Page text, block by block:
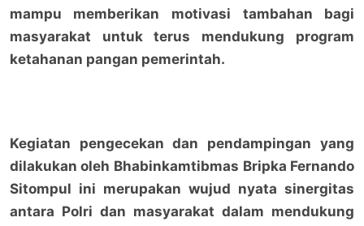
mampu memberikan motivasi tambahan bagi
masyarakat untuk terus mendukung program
ketahanan pangan pemerintah.
Kegiatan pengecekan dan pendampingan yang
dilakukan oleh Bhabinkamtibmas Bripka Fernando
Sitompul ini merupakan wujud nyata sinergitas
antara Polri dan masyarakat dalam mendukung